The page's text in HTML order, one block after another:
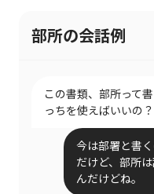
部所の会話例
この書類、部所って
っちを使えばいいの？
今は部署と書
だけど、部所
んだけどね。